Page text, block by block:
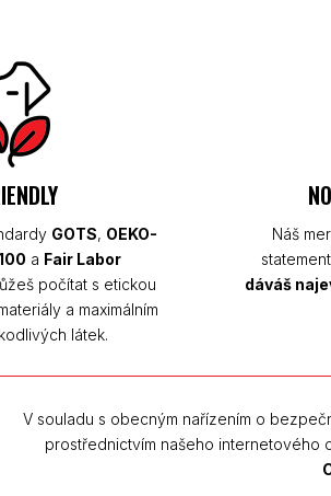
GOTS, OEKO-
a Fair Labor
počítat s etickou
a maximálním
látek.
Náš
dáváš
V souladu s obecným nařízením o
prostřednictvím našeho internetového